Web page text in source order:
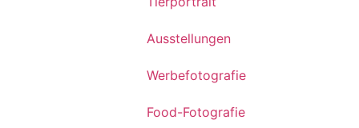
Ausstellungen
Werbefotografie
Food-Fotografie